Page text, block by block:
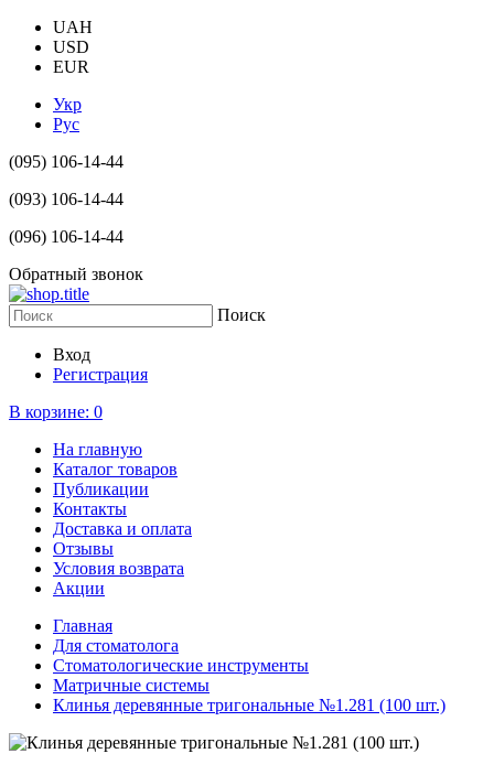
UAH
USD
EUR
Укр
Рус
(095) 106-14-44
(093) 106-14-44
(096) 106-14-44
Обратный звонок
Поиск
Вход
Регистрация
В корзине: 0
На главную
Каталог товаров
Публикации
Контакты
Доставка и оплата
Отзывы
Условия возврата
Акции
Главная
Для стоматолога
Стоматологические инструменты
Матричные системы
Клинья деревянные тригональные №1.281 (100 шт.)